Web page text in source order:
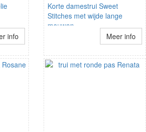
info
Korte damestrui Sweet
Stitches met wijde lange
mouwen
Meer info